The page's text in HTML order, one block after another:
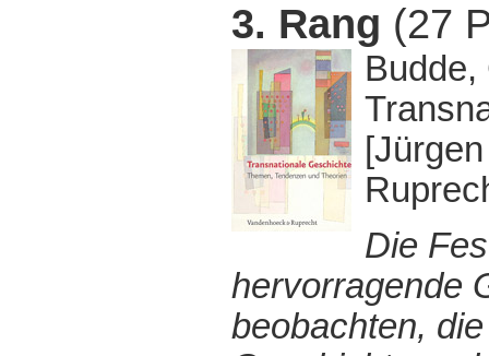
3. Rang (27
Budde,
Die
hervorragende
beobachten,